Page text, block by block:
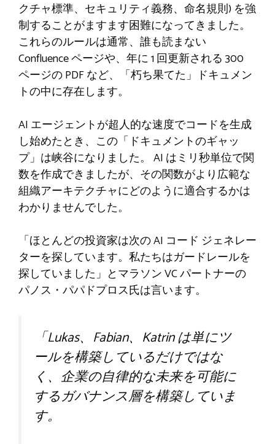
クチャ標準、セキュリティ義務、命名規則) を強
制することがますます困難になってきました。
これらのルールは通常、誰も読まない
Confluence ページや、年に 1 回更新される 300
ページの PDF など、「朽ち果てた」ドキュメン
トの中に存在します。
AI エージェントが超人的な速度でコードを生成
し始めたとき、この「ドキュメントのギャッ
プ」は峡谷になりました。 AI はミリ秒単位で関
数を作成できましたが、その関数がより広範な
組織アーキテクチャにどのように適合するかは
わかりませんでした。
「ほとんどの投資家は次の AI コード ジェネレー
ターを探しています。私たちはガードレールを
探していました」とマラソン VC パートナーの
パノス・パパドプロス氏は言います。
「Lukas、Fabian、Katrin は単にツ
ールを構築しているだけではな
く、企業の自律的な未来を可能に
するガバナンス層を構築していま
す。